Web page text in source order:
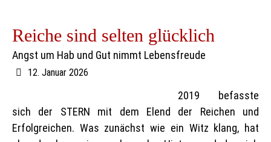
Reiche sind selten glücklich
Angst um Hab und Gut nimmt Lebensfreude
12. Januar 2026
2019 befasste
sich der STERN mit dem Elend der Reichen und
Erfolgreichen. Was zunächst wie ein Witz klang, hat